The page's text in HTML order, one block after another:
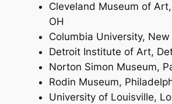
Cleveland Museum of
OH
Columbia University, New
Detroit Institute of Art,
Norton Simon Museum,
Rodin Museum,
University of Louisville,